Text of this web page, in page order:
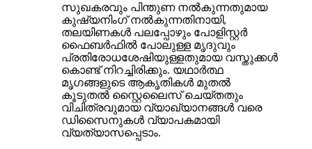
സുഖകരവും പിന്തുണ നൽകുന്നതുമായ
കുഷ്യനിംഗ് നൽകുന്നതിനായി,
തലയിണകൾ പലപ്പോഴും പോളിസ്റ്റർ
ഫൈബർഫിൽ പോലുള്ള മൃദുവും
പ്രതിരോധശേഷിയുള്ളതുമായ വസ്തുക്കൾ
കൊണ്ട് നിറച്ചിരിക്കും. യഥാർത്ഥ
മൃഗങ്ങളുടെ ആകൃതികൾ മുതൽ
കൂടുതൽ സ്റ്റൈലൈസ് ചെയ്തതും
വിചിത്രവുമായ വ്യാഖ്യാനങ്ങൾ വരെ
ഡിസൈനുകൾ വ്യാപകമായി
വ്യത്യാസപ്പെടാം.